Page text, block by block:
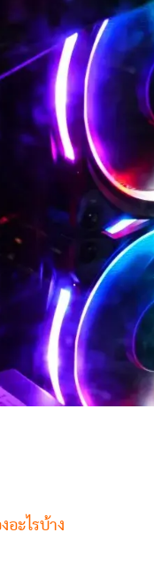
อะไรบ้าง